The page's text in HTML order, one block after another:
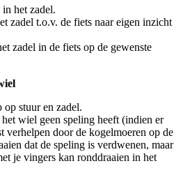
het zadel.
zadel t.o.v. de fiets naar eigen inzicht
zadel in de fiets op de gewenste
stuur en zadel.
wiel geen speling heeft (indien er
verhelpen door de kogelmoeren op de
dat de speling is verdwenen, maar
je vingers kan ronddraaien in het